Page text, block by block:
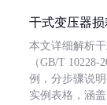
干式变压器
本文详细解析
（GB/T
例，分步骤说
实例表格，涵